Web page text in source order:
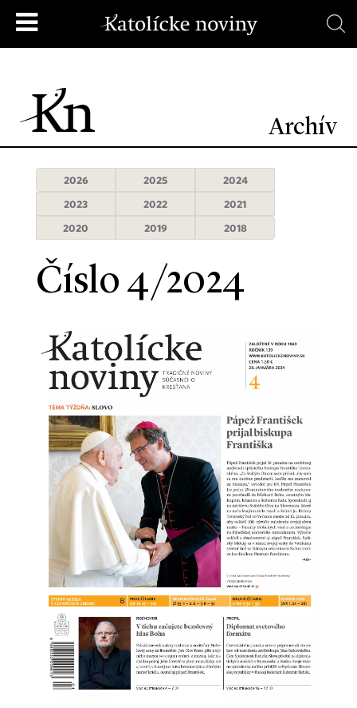
Archív
2026 2025
2024
2023
2022
2021
2020
2019 2018
Číslo 4/2024